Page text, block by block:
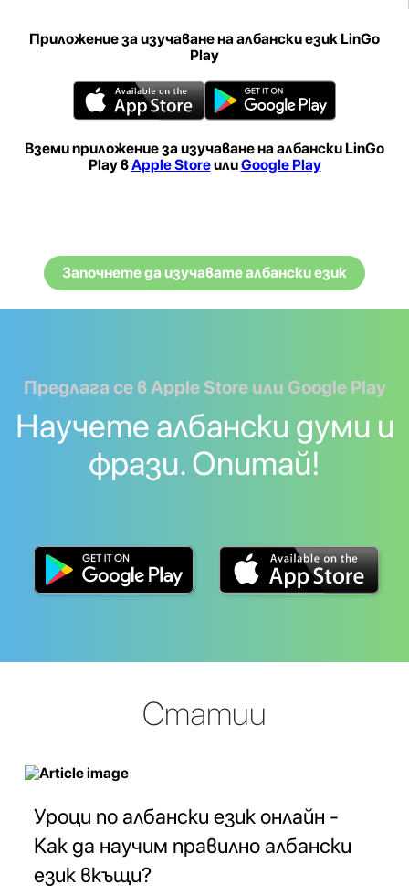
Приложение за изучаване на албански език LinGo
Play
Вземи приложение за изучаване на албански LinGo
Play вApple StoreилиGoogle Play
Започнете да изучавате албански език
Предлага се в Apple Store или Google Play
Научете албански думи и
фрази. Опитай!
Статии
Уроци по албански език онлайн -
Как да научим правилно албански
език вкъщи?